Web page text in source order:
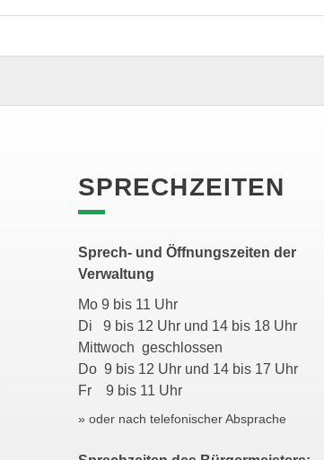
SPRECHZEITEN
Sprech- und Öffnungszeiten der
Verwaltung
Mo 9 bis 11 Uhr
Di 9 bis 12 Uhr und 14 bis 18 Uhr
Mittwoch geschlossen
Do 9 bis 12 Uhr und 14 bis 17 Uhr
Fr 9 bis 11 Uhr
» oder nach telefonischer Absprache